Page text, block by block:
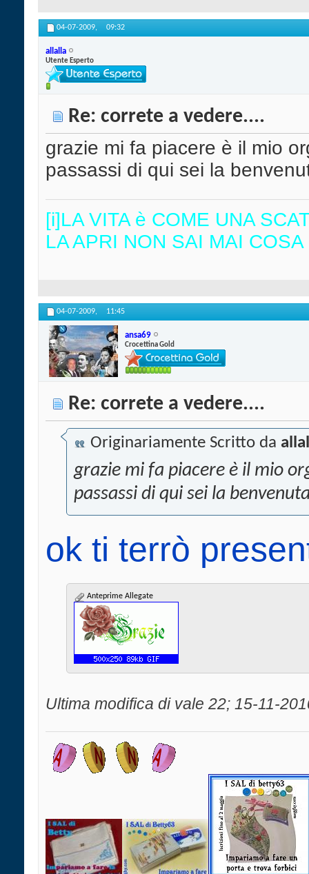
04-07-2009, 09:32
allalla
Utente Esperto
Re: correte a vedere....
grazie mi fa piacere è il mio
passassi di qui sei la
[i]LA VITA è COME UNA
LA APRI NON SAI MAI
04-07-2009, 11:45
ansa69
Crocettina Gold
Re: correte a vedere....
Originariamente Scritto da
grazie mi fa piacere è il mio
passassi di qui sei la
ok ti terrò
Anteprime Allegate
Ultima modifica di vale 22; 15-11-